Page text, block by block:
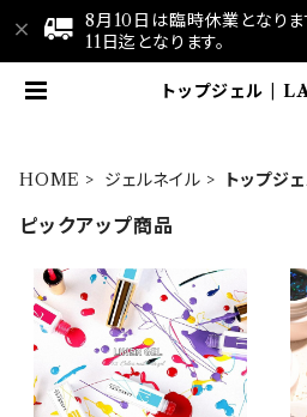
8月10日は臨時休業となり
11日迄となります。
トップジェル |
HOME ジェルネイル トップジ
ピックアップ商品